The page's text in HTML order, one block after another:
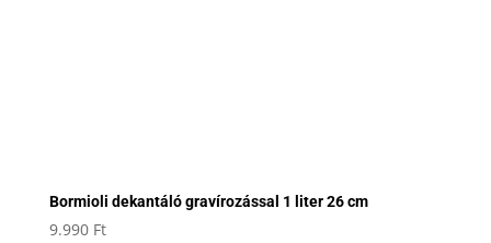
Bormioli dekantáló gravírozással 1 liter 26 cm
9.990 Ft